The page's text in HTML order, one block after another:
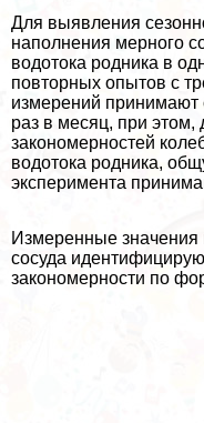
Для выявления
наполнения мерного
водотока родника в
повторных опытов с
измерений принимают
раз в месяц, при
закономерностей
водотока родника,
эксперимента
Измеренные
сосуда
закономерности по